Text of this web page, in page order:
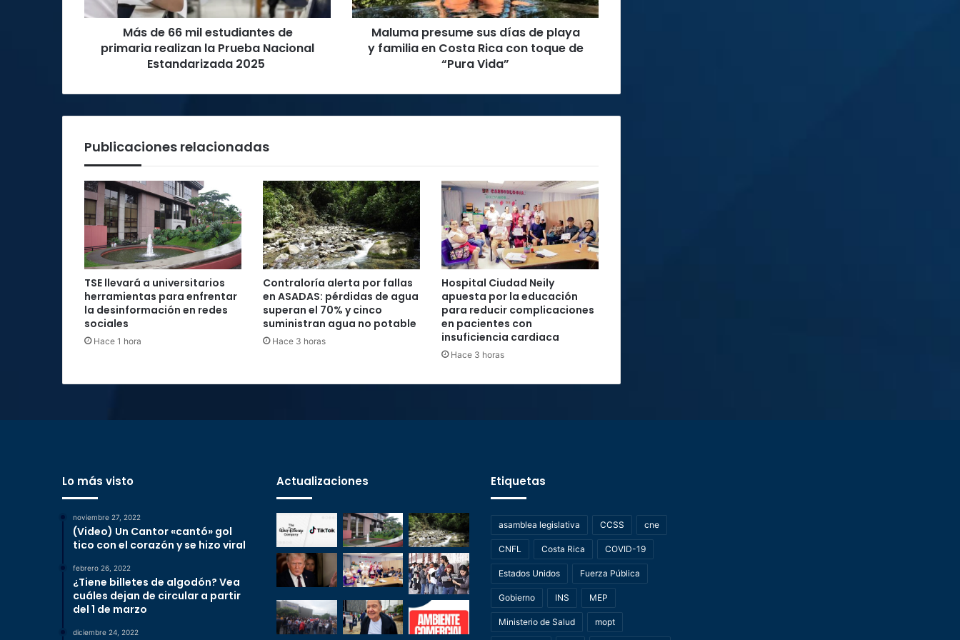
la
Nacional
Más de 66 mil estudiantes de
primaria realizan la Prueba Nacional
Estandarizada 2025
en
Costa
Rica
de
Maluma presume sus días de playa
y familia en Costa Rica con toque de
“Pura Vida”
Publicaciones relacionadas
TSE llevará a universitarios
herramientas para enfrentar
la desinformación en redes
sociales
Hace 1 hora
Contraloría alerta por fallas
en ASADAS: pérdidas de agua
superan el 70% y cinco
suministran agua no potable
Hace 3 horas
Hospital Ciudad Neily
apuesta por la educación
para reducir complicaciones
en pacientes con
insuficiencia cardiaca
Hace 3 horas
Lo más visto
noviembre 27, 2022
(Video) Un Cantor «cantó» gol
tico con el corazón y se hizo viral
febrero 26, 2022
¿Tiene billetes de algodón? Vea
cuáles dejan de circular a partir
del 1 de marzo
diciembre 24, 2022
Actualizaciones Etiquetas
asamblea legislativa CCSS cne
CNFL Costa Rica COVID-19
Estados Unidos Fuerza Pública
Gobierno INS MEP
Ministerio de Salud mopt